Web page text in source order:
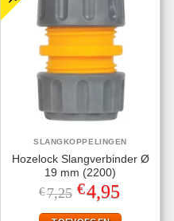
SLANGKOPPELINGEN
Hozelock Slangverbinder Ø
19 mm (2200)
€7,25 Oorspronkelijke
prijs
was:
€4,95
is: